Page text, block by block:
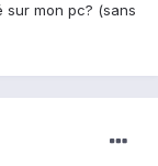
sur mon pc? (sans